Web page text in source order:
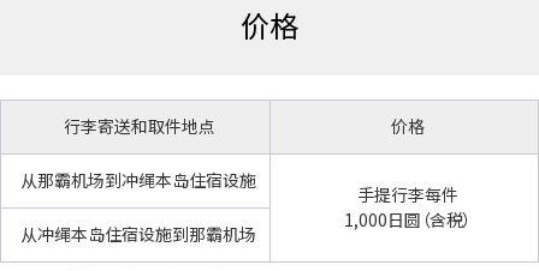
价格
行李寄送和取件地点 价格
从那霸机场到冲绳本岛住宿设施
手提行李每件
1,000日圆（含税）
从冲绳本岛住宿设施到那霸机场